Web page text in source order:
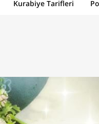
Kurabiye Tarifleri